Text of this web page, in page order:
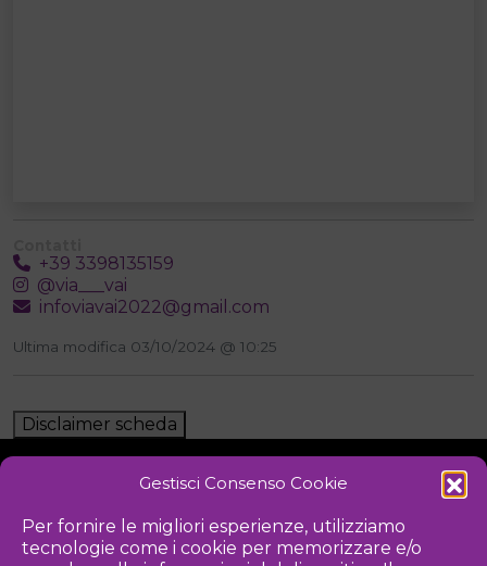
Gestisci Consenso Cookie
Per fornire le migliori esperienze, utilizziamo
tecnologie come i cookie per memorizzare e/o
+39 3398135159
@via___vai
infoviavai2022@gmail.com
Ultima modifica 03/10/2024 @ 10:25
Disclaimer scheda
PRIVACY POLICY